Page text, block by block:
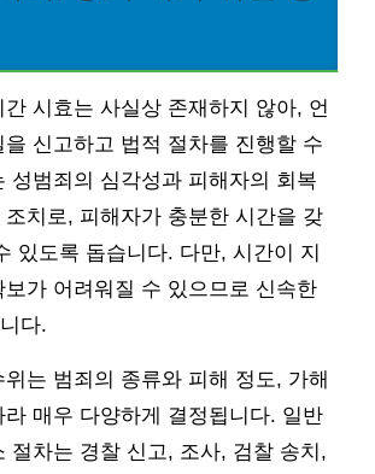
시효는 사실상 존재하지 않아, 언
신고하고 법적 절차를 진행할 수
성범죄의 심각성과 피해자의 회복
조치로, 피해자가 충분한 시간을 갖
있도록 돕습니다. 다만, 시간이 지
보가 어려워질 수 있으므로 신속한
다.
는 범죄의 종류와 피해 정도, 가해
라 매우 다양하게 결정됩니다. 일반
절차는 경찰 신고, 조사, 검찰 송치,